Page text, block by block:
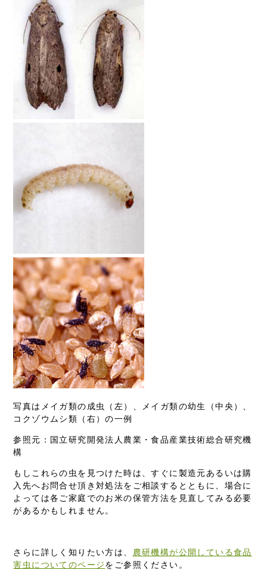
写真はメイガ類の成虫（左）、メイガ類の幼生（中央）、
コクゾウムシ類（右）の一例
参照元：国立研究開発法人農業・食品産業技術総合研究機
構
もしこれらの虫を見つけた時は、すぐに製造元あるいは購
入先へお問合せ頂き対処法をご相談するとともに、場合に
よっては各ご家庭でのお米の保管方法を見直してみる必要
があるかもしれません。
さらに詳しく知りたい方は、 農研機構が公開している食品
害虫についてのページをご参照ください。